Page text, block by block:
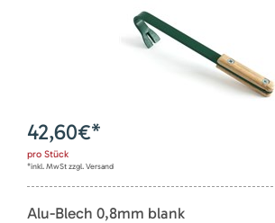
42,60€*
pro Stück
*inkl. MwSt zzgl. Versand
Alu-Blech 0,8mm blank